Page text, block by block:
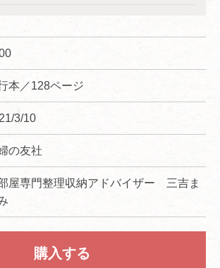
本／128ページ
3/10
の友社
屋専門整理収納アドバイザー 三吉ま
購入する